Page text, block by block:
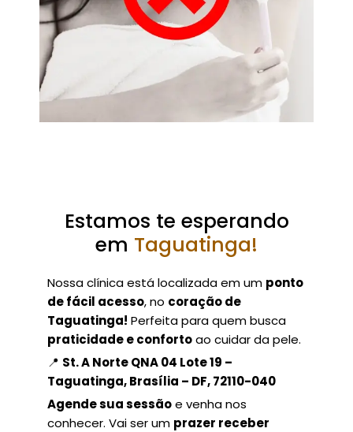
Estamos te esperando
em Taguatinga!
Nossa clínica está localizada em um ponto
de fácil acesso, no coração de
Taguatinga! Perfeita para quem busca
praticidade e confortoao cuidar da pele.
📍 St. A Norte QNA 04 Lote 19 –
Taguatinga, Brasília – DF, 72110-040
Agende sua sessãoe venha nos
conhecer. Vai ser um prazer receber